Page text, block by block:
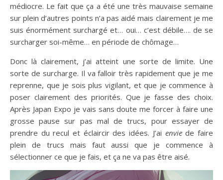
médiocre. Le fait que ça a été une très mauvaise semaine
sur plein d’autres points n’a pas aidé mais clairement je me
suis énormément surchargé et… oui… c’est débile…. de se
surcharger soi-même… en période de chômage…
Donc là clairement, j’ai atteint une sorte de limite. Une
sorte de surcharge. Il va falloir très rapidement que je me
reprenne, que je sois plus vigilant, et que je commence à
poser clairement des priorités. Que je fasse des choix.
Après Japan Expo je vais sans doute me forcer à faire une
grosse pause sur pas mal de trucs, pour essayer de
prendre du recul et éclaircir des idées. J’ai enviede faire
plein de trucs mais faut aussi que je commence à
sélectionner ce que je fais, et ça ne va pas être aisé.